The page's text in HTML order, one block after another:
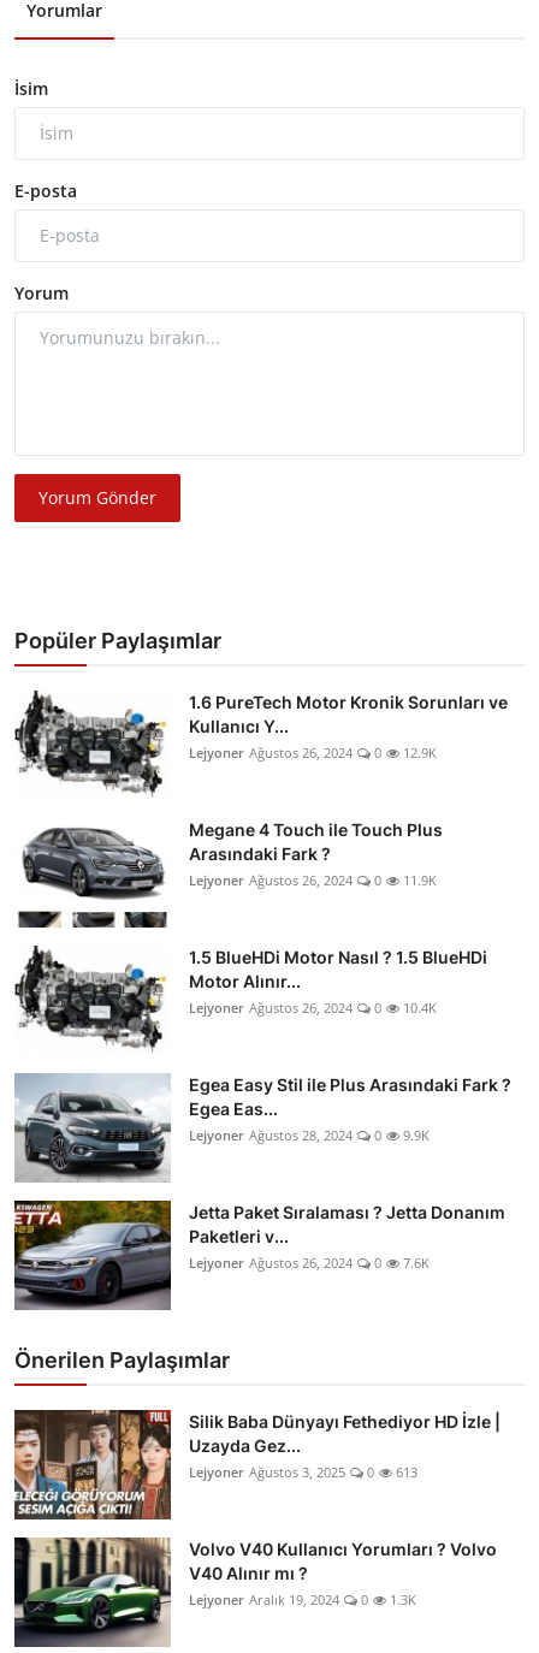
Yorumlar
İsim
E-posta
Yorum
Yorum Gönder
Popüler Paylaşımlar
1.6 PureTech Motor Kronik Sorunları ve
Kullanıcı Y...
Lejyoner Ağustos 26, 2024 0 12.9K
Megane 4 Touch ile Touch Plus
Arasındaki Fark ?
Lejyoner Ağustos 26, 2024 0 11.9K
1.5 BlueHDi Motor Nasıl ? 1.5 BlueHDi
Motor Alınır...
Lejyoner Ağustos 26, 2024 0 10.4K
Egea Easy Stil ile Plus Arasındaki Fark ?
Egea Eas...
Lejyoner Ağustos 28, 2024 0 9.9K
Jetta Paket Sıralaması ? Jetta Donanım
Paketleri v...
Lejyoner Ağustos 26, 2024 0 7.6K
Önerilen Paylaşımlar
Silik Baba Dünyayı Fethediyor HD İzle |
Uzayda Gez...
Lejyoner Ağustos 3, 2025 0 613
Volvo V40 Kullanıcı Yorumları ? Volvo
V40 Alınır mı ?
Lejyoner Aralık 19, 2024 0 1.3K